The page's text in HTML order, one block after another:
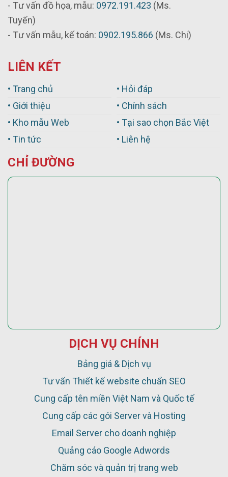
- Tư vấn đồ họa, mẫu: 0972.191.423 (Ms.
Tuyến)
- Tư vấn mẫu, kế toán: 0902.195.866 (Ms. Chi)
LIÊN KẾT
• Trang chủ
• Giới thiệu
• Kho mẫu Web
• Tin tức
• Hỏi đáp
• Chính sách
• Tại sao chọn Bắc Việt
• Liên hệ
CHỈ ĐƯỜNG
DỊCH VỤ CHÍNH
Bảng giá & Dịch vụ
Tư vấn Thiết kế website chuẩn SEO
Cung cấp tên miền Việt Nam và Quốc tế
Cung cấp các gói Server và Hosting
Email Server cho doanh nghiệp
Quảng cáo Google Adwords
Chăm sóc và quản trị trang web